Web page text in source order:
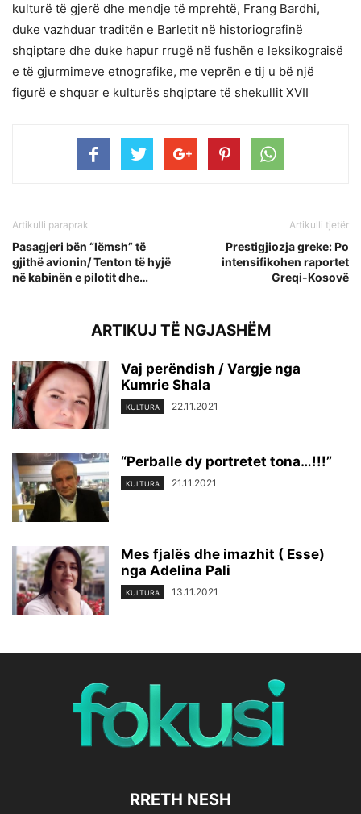
kulturë të gjerë dhe mendje të mprehtë, Frang Bardhi,
duke vazhduar traditën e Barletit në historiografinë
shqiptare dhe duke hapur rrugë në fushën e leksikograisë
e të gjurmimeve etnografike, me veprën e tij u bë një
figurë e shquar e kulturës shqiptare të shekullit XVII
Artikulli paraprak
Pasagjeri bën “lëmsh” të
gjithë avionin/ Tenton të hyjë
në kabinën e pilotit dhe…
Artikulli tjetër
Prestigjiozja greke: Po
intensifikohen raportet
Greqi-Kosovë
ARTIKUJ TË NGJASHËM
Vaj perëndish / Vargje nga
Kumrie Shala
KULTURA 22.11.2021
“Perballe dy portretet tona…!!!”
KULTURA 21.11.2021
Mes fjalës dhe imazhit ( Esse)
nga Adelina Pali
KULTURA 13.11.2021
RRETH NESH